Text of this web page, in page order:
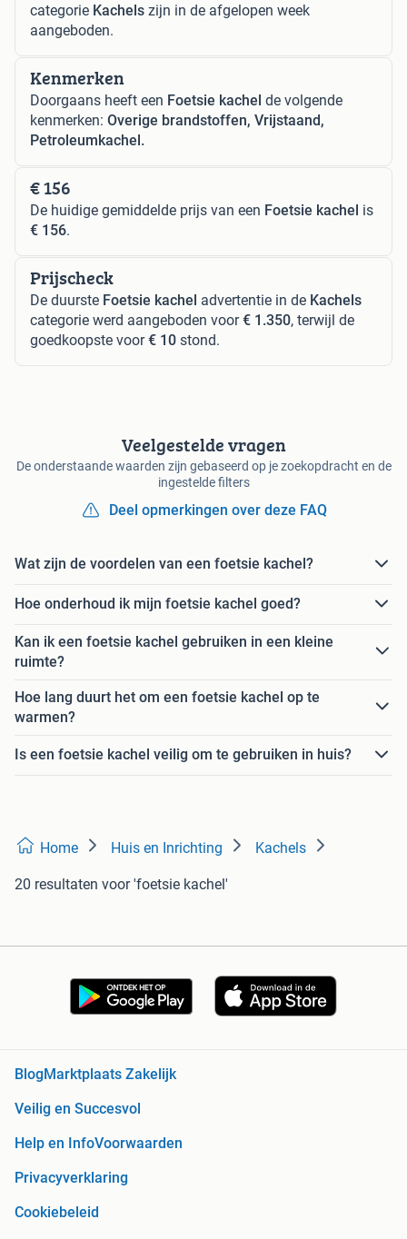
categorie Kachels zijn in de afgelopen week
aangeboden.
Kenmerken
Doorgaans heeft een Foetsie kachel de volgende
kenmerken: Overige brandstoffen, Vrijstaand,
Petroleumkachel.
€ 156
De huidige gemiddelde prijs van een Foetsie kachel is
€ 156.
Prijscheck
De duurste Foetsie kachel advertentie in de Kachels
categorie werd aangeboden voor€ 1.350, terwijl de
goedkoopste voor€ 10 stond.
Veelgestelde vragen
De onderstaande waarden zijn gebaseerd op je zoekopdracht en de
ingestelde filters
Deel opmerkingen over deze FAQ
Wat zijn de voordelen van een foetsie kachel?
Hoe onderhoud ik mijn foetsie kachel goed?
Kan ik een foetsie kachel gebruiken in een kleine
ruimte?
Hoe lang duurt het om een foetsie kachel op te
warmen?
Is een foetsie kachel veilig om te gebruiken in huis?
Home Huis en Inrichting Kachels
20 resultaten voor 'foetsie kachel'
BlogMarktplaats Zakelijk
Veilig en Succesvol
Help en InfoVoorwaarden
Privacyverklaring
Cookiebeleid